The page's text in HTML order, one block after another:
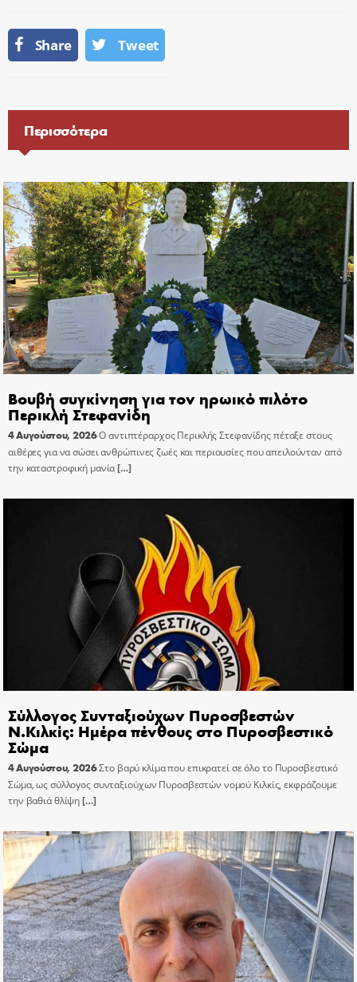
Share Tweet
Περισσότερα
Βουβή συγκίνηση για τον ηρωικό πιλότο
Περικλή Στεφανίδη
4 Αυγούστου, 2026Ο αντιπτέραρχος Περικλής Στεφανίδης πέταξε στους
αιθέρες για να σώσει ανθρώπινες ζωές και περιουσίες που απειλούνταν από
την καταστροφική μανία[…]
Σύλλογος Συνταξιούχων Πυροσβεστών
Ν.Κιλκίς: Ημέρα πένθους στο Πυροσβεστικό
Σώμα
4 Αυγούστου, 2026Στο βαρύ κλίμα που επικρατεί σε όλο το Πυροσβεστικό
Σώμα, ως σύλλογος συνταξιούχων Πυροσβεστών νομού Κιλκίς, εκφράζουμε
την βαθιά θλίψη[…]